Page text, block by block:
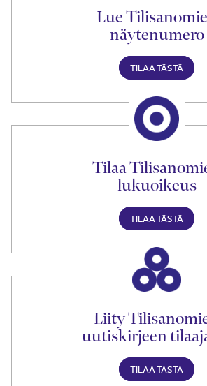
Lue
näytenumero
TILAA TÄSTÄ
Tilaa
lukuoikeus
TILAA TÄSTÄ
Liity
uutiskirjeen
TILAA TÄSTÄ